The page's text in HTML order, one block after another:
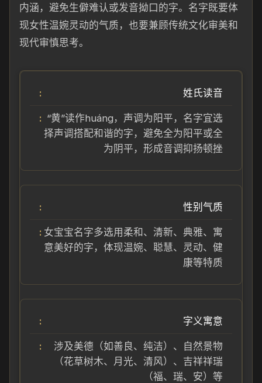
内涵，避免生僻难认或发音拗口的字。名字既要体
现女性温婉灵动的气质，也要兼顾传统文化审美和
现代审慎思考。
姓氏读音
“黄”读作huáng，声调为阳平，名字宜选
择声调搭配和谐的字，避免全为阳平或全
为阴平，形成音调抑扬顿挫
性别气质
女宝宝名字多选用柔和、清新、典雅、寓
意美好的字，体现温婉、聪慧、灵动、健
康等特质
字义寓意
涉及美德（如善良、纯洁）、自然景物
（花草树木、月光、清风）、吉祥祥瑞
（福、瑞、安）等